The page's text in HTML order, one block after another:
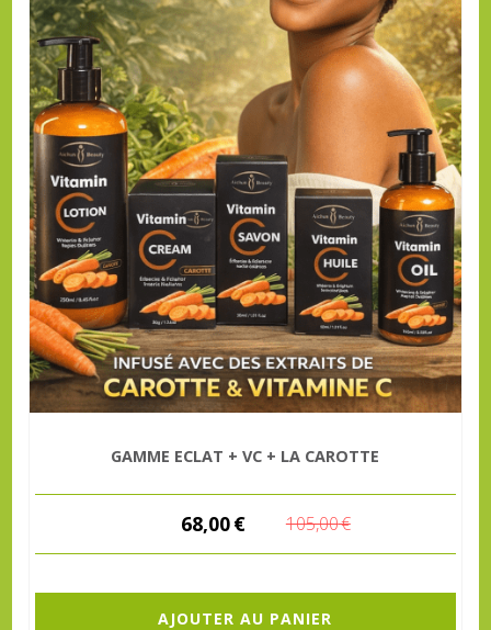
GAMME ECLAT + VC + LA CAROTTE
68,00€ 105,00€
AJOUTER AU PANIER